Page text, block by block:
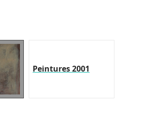
Peintures 2001